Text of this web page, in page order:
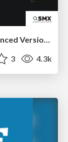
End of SEO as We Know It (SMX Advanced Version)
3 4.3k